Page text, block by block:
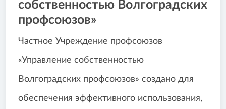
собственностью Волгоградских
профсоюзов»
Частное Учреждение профсоюзов
«Управление собственностью
Волгоградских профсоюзов» создано для
обеспечения эффективного использования,